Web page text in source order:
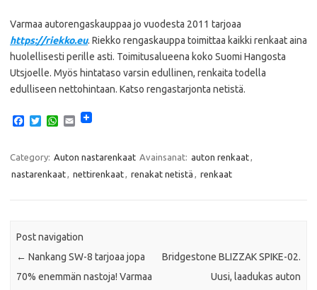
Varmaa autorengaskauppaa jo vuodesta 2011 tarjoaa
https://riekko.eu. Riekko rengaskauppa toimittaa kaikki renkaat aina
huolellisesti perille asti. Toimitusalueena koko Suomi Hangosta
Utsjoelle. Myös hintataso varsin edullinen, renkaita todella
edulliseen nettohintaan. Katso rengastarjonta netistä.
e
b
o
T
t
t
e
W
t
A
E
i
Category: Auton nastarenkaat Avainsanat: auton renkaat
nastarenkaat
nettirenkaat renakat netistä renkaat
Post navigation
← Nankang SW-8 tarjoaa jopa
70% enemmän nastoja! Varmaa
Bridgestone BLIZZAK SPIKE-02.
Uusi, laadukas auton